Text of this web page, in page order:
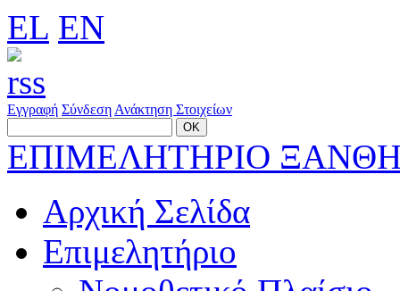
EL EN
Εγγραφή Σύνδεση Ανάκτηση Στοιχείων
ΕΠΙΜΕΛΗΤΗΡΙΟ
Αρχική Σελίδα
Επιμελητήριο